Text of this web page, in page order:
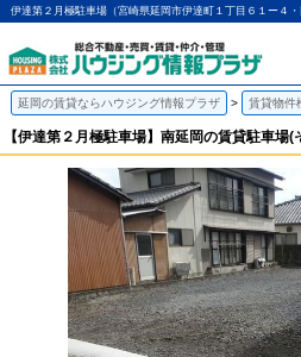
延岡の賃貸ならハウジング情報プラザ 賃貸物件
【伊達第２月極駐車場】南延岡の賃貸駐車場(